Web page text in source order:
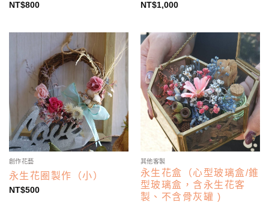
NT$800 NT$1,000
創作花藝
永生花圈製作（小）
NT$500
其他客製
永生花盒（心型玻璃盒/錐
型玻璃盒，含永生花客
製、不含骨灰罐 )